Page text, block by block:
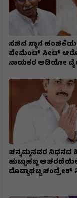
ಸಚಿವ ಸ್ಥಾನ
ಪೇಮೆಂಟ್ ಸೀಟ್
ನಾಯಕರ ಆಡಿಯೋ
ಚನ್ನಮ್ಮನವರ ನಿಧನದ
ಹುಟ್ಟುಹಬ್ಬ
ದೊಡ್ಡಾಘಟ್ಟ ಚಂದ್ರೇಶ್